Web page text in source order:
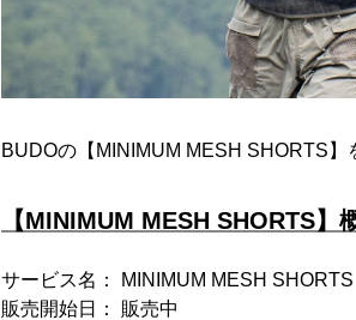
BUDOの【MINIMUM MESH SHORTS
【MINIMUM MESH SHORTS】
サービス名： MINIMUM MESH SHORTS
販売開始日： 販売中